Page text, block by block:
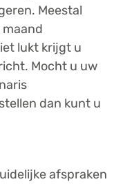
Meestal
lukt krijgt u
Mocht u uw
dan kunt u
afspraken